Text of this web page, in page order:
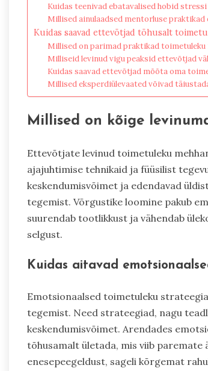
Kuidas teenivad ebatavalised hobid
Millised ainulaadsed mentorluse praktikad
Kuidas saavad ettevõtjad tõhusalt
Millised on parimad praktikad
Milliseid levinud vigu peaksid ettevõtjad
Kuidas saavad ettevõtjad mõõta oma
Millised eksperdiülevaated võivad
Millised on kõige
Ettevõtjate levinud toimetuleku
ajajuhtimise tehnikaid ja füüsilist
keskendumisvõimet ja edendavad
tegemist. Võrgustike loomine pakub
suurendab tootlikkust ja vähendab
selgust.
Kuidas aitavad
Emotsionaalsed toimetuleku
tegemist. Need strateegiad, nagu
keskendumisvõimet. Arendades
tõhusamalt ületada, mis viib
enesepeegeldust, sageli kõrgemat